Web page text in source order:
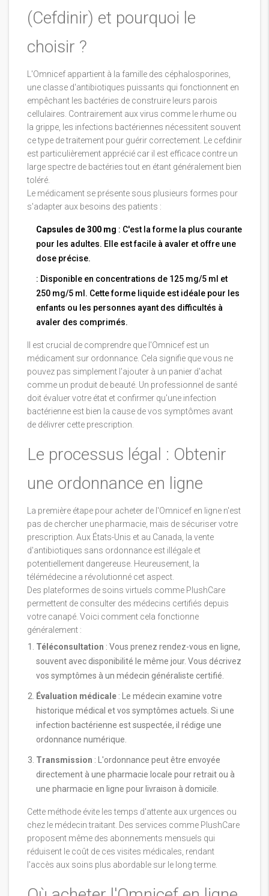
(Cefdinir) et pourquoi le
choisir ?
L'Omnicef appartient à la famille des céphalosporines,
une classe d'antibiotiques puissants qui fonctionnent en
empêchant les bactéries de construire leurs parois
cellulaires. Contrairement aux virus comme le rhume ou
la grippe, les infections bactériennes nécessitent souvent
ce type de traitement pour guérir correctement. Le cefdinir
est particulièrement apprécié car il est efficace contre un
large spectre de bactéries tout en étant généralement bien
toléré.
Le médicament se présente sous plusieurs formes pour
s'adapter aux besoins des patients :
Capsules de 300 mg : C'est la forme la plus courante
pour les adultes. Elle est facile à avaler et offre une
dose précise.
: Disponible en concentrations de 125 mg/5 ml et
250 mg/5 ml. Cette forme liquide est idéale pour les
enfants ou les personnes ayant des difficultés à
avaler des comprimés.
Il est crucial de comprendre que l'Omnicef est un
médicament sur ordonnance. Cela signifie que vous ne
pouvez pas simplement l'ajouter à un panier d'achat
comme un produit de beauté. Un professionnel de santé
doit évaluer votre état et confirmer qu'une infection
bactérienne est bien la cause de vos symptômes avant
de délivrer cette prescription.
Le processus légal : Obtenir
une ordonnance en ligne
La première étape pour acheter de l'Omnicef en ligne n'est
pas de chercher une pharmacie, mais de sécuriser votre
prescription. Aux États-Unis et au Canada, la vente
d'antibiotiques sans ordonnance est illégale et
potentiellement dangereuse. Heureusement, la
télémédecine a révolutionné cet aspect.
Des plateformes de soins virtuels comme PlushCare
permettent de consulter des médecins certifiés depuis
votre canapé. Voici comment cela fonctionne
généralement :
Téléconsultation : Vous prenez rendez-vous en ligne,
souvent avec disponibilité le même jour. Vous décrivez
vos symptômes à un médecin généraliste certifié.
Évaluation médicale : Le médecin examine votre
historique médical et vos symptômes actuels. Si une
infection bactérienne est suspectée, il rédige une
ordonnance numérique.
Transmission : L'ordonnance peut être envoyée
directement à une pharmacie locale pour retrait ou à
une pharmacie en ligne pour livraison à domicile.
Cette méthode évite les temps d'attente aux urgences ou
chez le médecin traitant. Des services comme PlushCare
proposent même des abonnements mensuels qui
réduisent le coût de ces visites médicales, rendant
l'accès aux soins plus abordable sur le long terme.